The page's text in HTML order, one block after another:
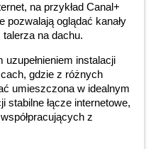
na przykład Canal+
oglądać kanały
na dachu.
instalacji
gdzie z różnych
umieszczona w idealnym
stabilne łącze internetowe,
z